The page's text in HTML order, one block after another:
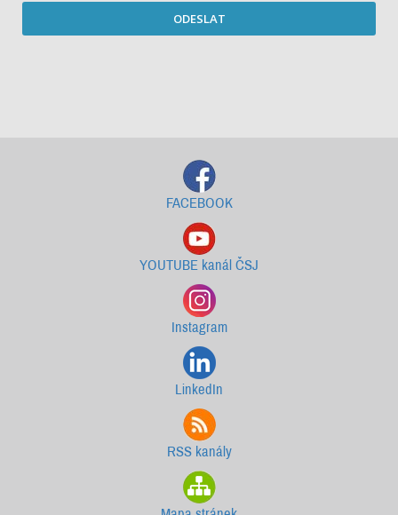
ODESLAT
FACEBOOK
YOUTUBE kanál ČSJ
Instagram
LinkedIn
RSS kanály